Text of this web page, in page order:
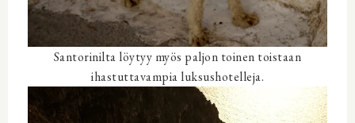
Santorinilta löytyy myös paljon toinen toistaan
ihastuttavampia luksushotelleja.